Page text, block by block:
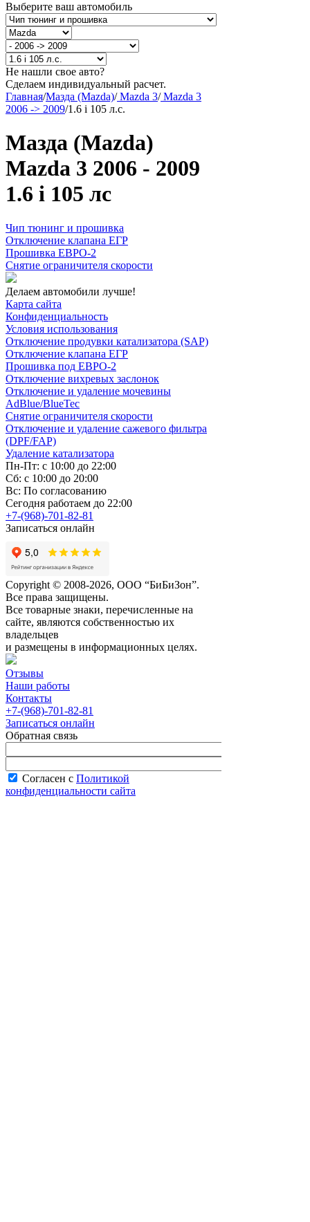
Выберите ваш автомобиль
Не нашли свое авто?
Сделаем индивидуальный расчет.
Главная/Мазда (Mazda)/Mazda 3/Mazda 3
2006 -> 2009/1.6 i 105 л.с.
Мазда (Mazda)
Mazda 3 2006 - 2009
1.6 i 105 лс
Чип тюнинг и прошивка
Отключение клапана ЕГР
Прошивка ЕВРО-2
Снятие ограничителя скорости
Делаем автомобили лучше!
Карта сайта
Конфиденциальность
Условия использования
Отключение продувки катализатора (SAP)
Отключение клапана ЕГР
Прошивка под ЕВРО-2
Отключение вихревых заслонок
Отключение и удаление мочевины
AdBlue/BlueTec
Снятие ограничителя скорости
Отключение и удаление сажевого фильтра
(DPF/FAP)
Удаление катализатора
Пн-Пт: с 10:00 до 22:00
Сб: с 10:00 до 20:00
Вс: По согласованию
Сегодня работаем до 22:00
+7-(968)-701-82-81
Записаться онлайн
Copyright © 2008-2026, ООО “БиБиЗон”.
Все права защищены.
Все товарные знаки, перечисленные на
сайте, являются собственностью их
владельцев
и размещены в информационных целях.
Отзывы
Наши работы
Контакты
+7-(968)-701-82-81
Записаться онлайн
Обратная связь
Согласен с Политикой
конфиденциальности сайта